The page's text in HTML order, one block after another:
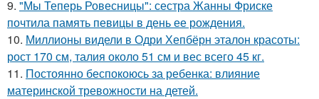
9. "Мы Теперь Ровесницы": сестра Жанны Фриске
почтила память певицы в день ее рождения.
10. Миллионы видели в Одри Хепбёрн эталон красоты:
рост 170 см, талия около 51 см и вес всего 45 кг.
11. Постоянно беспокоюсь за ребенка: влияние
материнской тревожности на детей.